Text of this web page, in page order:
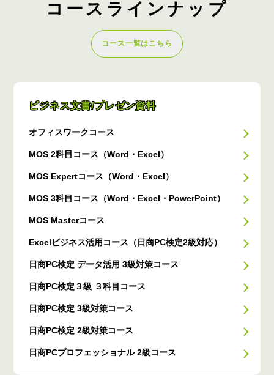
コースラインナップ
コース一覧はこちら
ビジネス文書/プレゼン資料
オフィスワークコース
MOS 2科目コース（Word・Excel）
MOS Expertコース（Word・Excel）
MOS 3科目コース（Word・Excel・PowerPoint）
MOS Masterコース
Excelビジネス活用コース（日商PC検定2級対応）
日商PC検定 データ活用 3級対策コース
日商PC検定３級 ３科目コース
日商PC検定 3級対策コース
日商PC検定 2級対策コース
日商PCプロフェッショナル 2級コース